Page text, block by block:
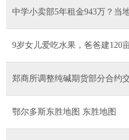
中学小卖部5年租金943万？当
9岁女儿爱吃水果，爸爸建120
郑商所调整纯碱期货部分合约
鄂尔多斯东胜地图 东胜地图